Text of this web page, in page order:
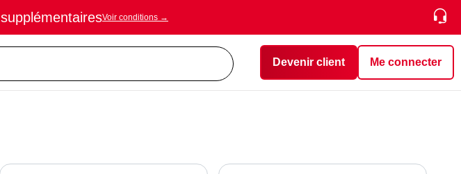
supplémentairesVoir conditions →
Devenir client Me connecter